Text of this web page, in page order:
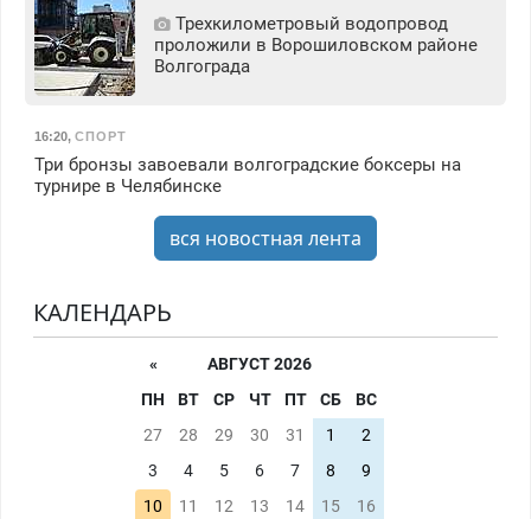
Трехкилометровый водопровод
проложили в Ворошиловском районе
Волгограда
16:20, СПОРТ
Три бронзы завоевали волгоградские боксеры на
турнире в Челябинске
вся новостная лента
КАЛЕНДАРЬ
«
АВГУСТ 2026
ПН
ВТ СР ЧТ ПТ СБ
ВС
27
28 29 30 31 1
2
3
4 5 6 7 8
9
10
11 12 13 14 15
16